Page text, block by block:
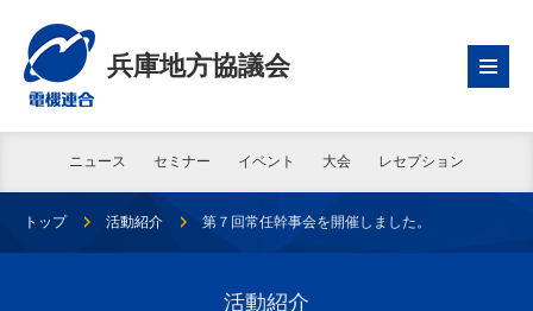
兵庫地方協議会
ニュース セミナー イベント 大会 レセプション
トップ 活動紹介 第７回常任幹事会を開催しました。
活動紹介